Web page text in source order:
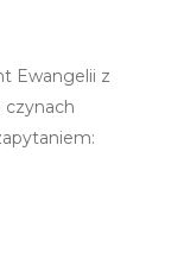
Ewangelii z
czynach